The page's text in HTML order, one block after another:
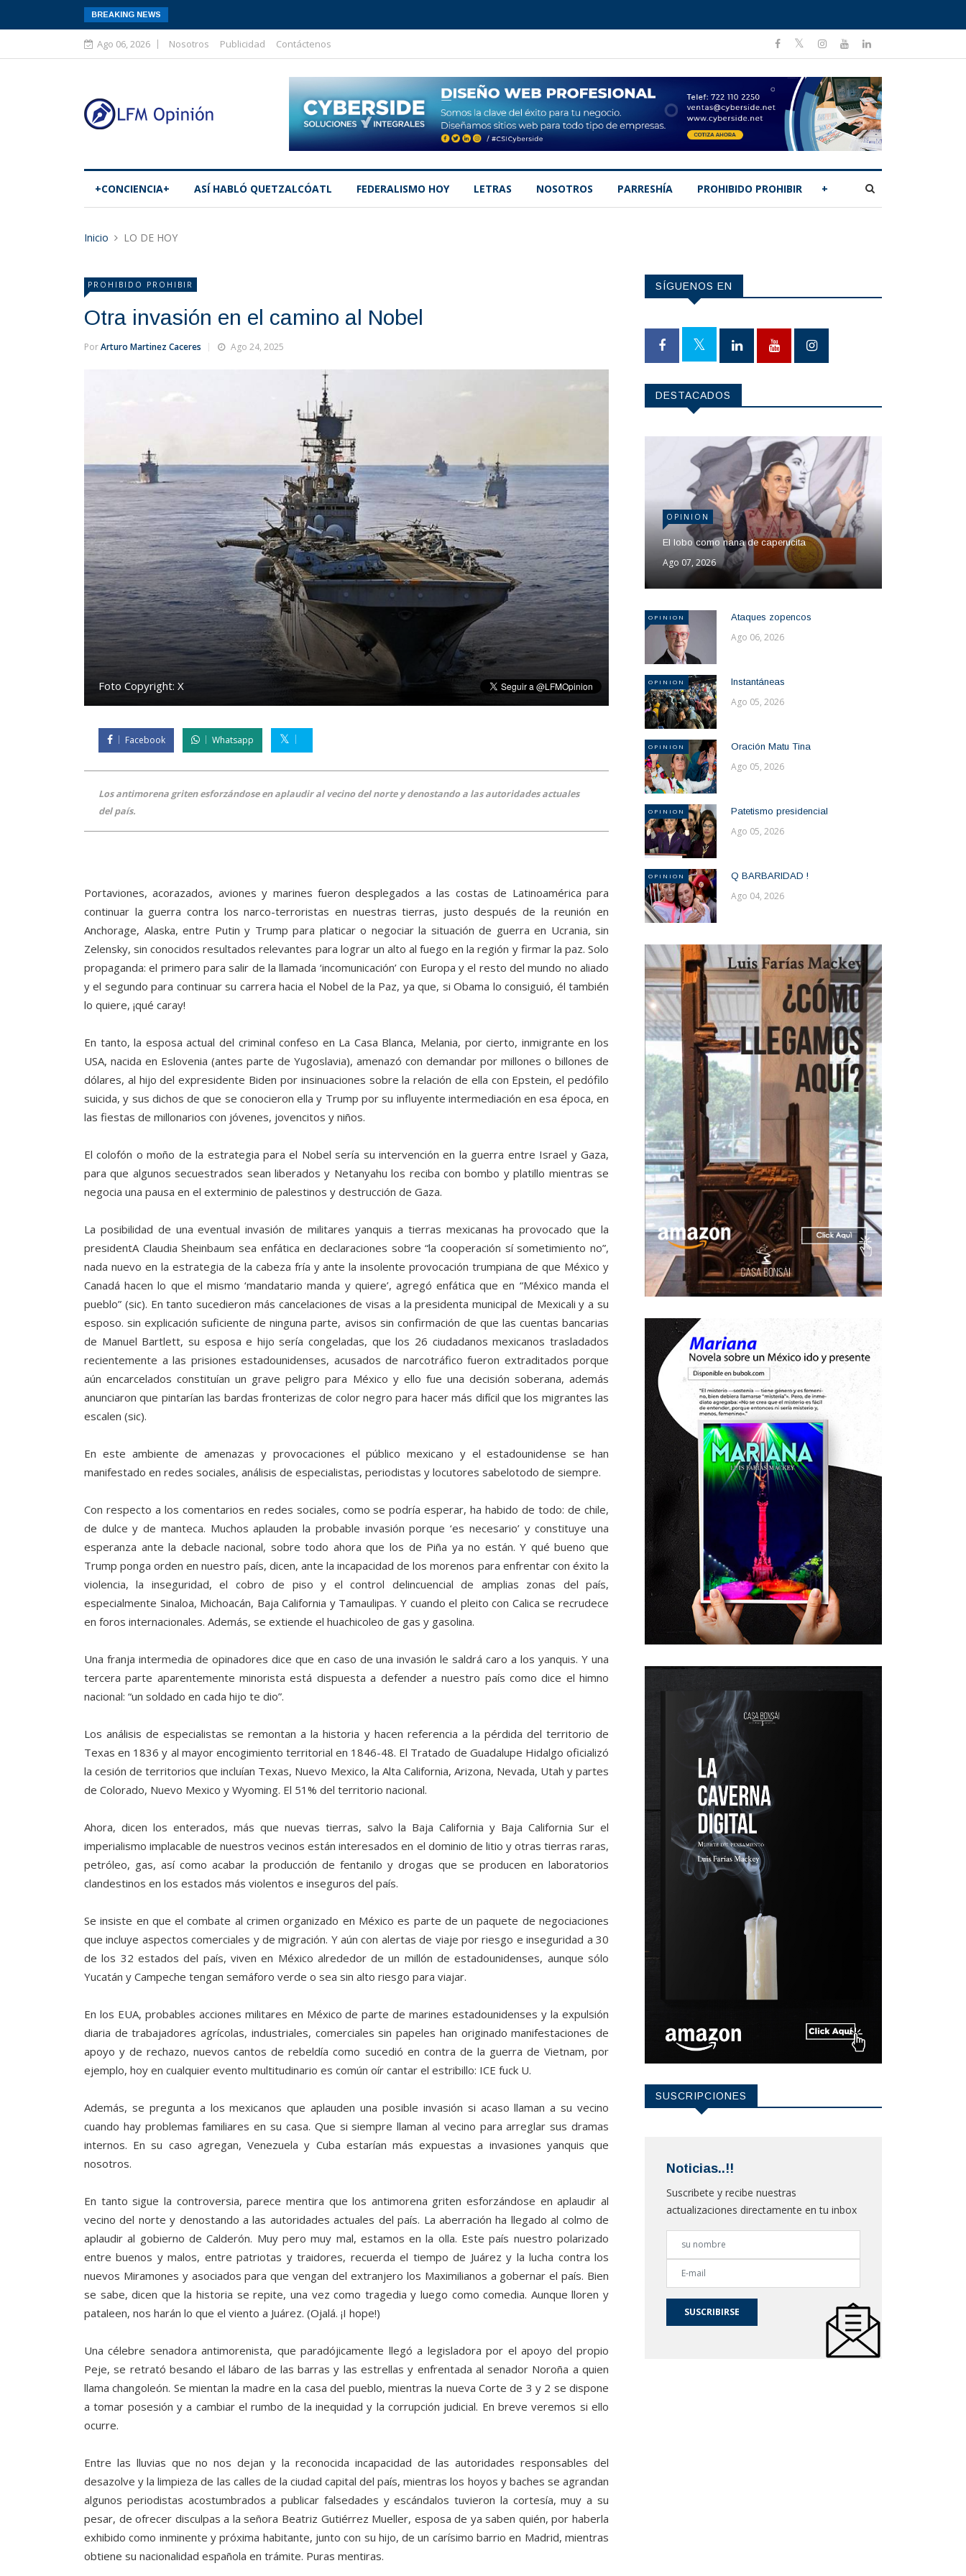
BREAKING NEWS
Ago 06, 2026 Nosotros Publicidad Contáctenos
+CONCIENCIA+ ASÍ­ HABLÓ QUETZALCÓATL FEDERALISMO HOY LETRAS NOSOTROS PARRESHÍA PROHIBIDO PROHIBIR +
Inicio LO DE HOY
PROHIBIDO PROHIBIR
Otra invasión en el camino al Nobel
PorArturo Martinez Caceres Ago 24, 2025
Foto Copyright: X
Facebook Whatsapp
Los antimorena griten esforzándose en aplaudir al vecino del norte y denostando a las autoridades actuales
del país.
Portaviones, acorazados, aviones y marines fueron desplegados a las costas de Latinoamérica para
continuar la guerra contra los narco-terroristas en nuestras tierras, justo después de la reunión en
Anchorage, Alaska, entre Putin y Trump para platicar o negociar la situación de guerra en Ucrania, sin
Zelensky, sin conocidos resultados relevantes para lograr un alto al fuego en la región y firmar la paz. Solo
propaganda: el primero para salir de la llamada ‘incomunicación’ con Europa y el resto del mundo no aliado
y el segundo para continuar su carrera hacia el Nobel de la Paz, ya que, si Obama lo consiguió, él también
lo quiere, ¡qué caray!
En tanto, la esposa actual del criminal confeso en La Casa Blanca, Melania, por cierto, inmigrante en los
USA, nacida en Eslovenia (antes parte de Yugoslavia), amenazó con demandar por millones o billones de
dólares, al hijo del expresidente Biden por insinuaciones sobre la relación de ella con Epstein, el pedófilo
suicida, y sus dichos de que se conocieron ella y Trump por su influyente intermediación en esa época, en
las fiestas de millonarios con jóvenes, jovencitos y niños.
El colofón o moño de la estrategia para el Nobel sería su intervención en la guerra entre Israel y Gaza,
para que algunos secuestrados sean liberados y Netanyahu los reciba con bombo y platillo mientras se
negocia una pausa en el exterminio de palestinos y destrucción de Gaza.
La posibilidad de una eventual invasión de militares yanquis a tierras mexicanas ha provocado que la
presidentA Claudia Sheinbaum sea enfática en declaraciones sobre “la cooperación sí sometimiento no”,
nada nuevo en la estrategia de la cabeza fría y ante la insolente provocación trumpiana de que México y
Canadá hacen lo que el mismo ‘mandatario manda y quiere’, agregó enfática que en “México manda el
pueblo” (sic). En tanto sucedieron más cancelaciones de visas a la presidenta municipal de Mexicali y a su
esposo. sin explicación suficiente de ninguna parte, avisos sin confirmación de que las cuentas bancarias
de Manuel Bartlett, su esposa e hijo sería congeladas, que los 26 ciudadanos mexicanos trasladados
recientemente a las prisiones estadounidenses, acusados de narcotráfico fueron extraditados porque
aún encarcelados constituían un grave peligro para México y ello fue una decisión soberana, además
anunciaron que pintarían las bardas fronterizas de color negro para hacer más difícil que los migrantes las
escalen (sic).
En este ambiente de amenazas y provocaciones el público mexicano y el estadounidense se han
manifestado en redes sociales, análisis de especialistas, periodistas y locutores sabelotodo de siempre.
Con respecto a los comentarios en redes sociales, como se podría esperar, ha habido de todo: de chile,
de dulce y de manteca. Muchos aplauden la probable invasión porque ‘es necesario’ y constituye una
esperanza ante la debacle nacional, sobre todo ahora que los de Piña ya no están. Y qué bueno que
Trump ponga orden en nuestro país, dicen, ante la incapacidad de los morenos para enfrentar con éxito la
violencia, la inseguridad, el cobro de piso y el control delincuencial de amplias zonas del país,
especialmente Sinaloa, Michoacán, Baja California y Tamaulipas. Y cuando el pleito con Calica se recrudece
en foros internacionales. Además, se extiende el huachicoleo de gas y gasolina.
Una franja intermedia de opinadores dice que en caso de una invasión le saldrá caro a los yanquis. Y una
tercera parte aparentemente minorista está dispuesta a defender a nuestro país como dice el himno
nacional: “un soldado en cada hijo te dio”.
Los análisis de especialistas se remontan a la historia y hacen referencia a la pérdida del territorio de
Texas en 1836 y al mayor encogimiento territorial en 1846-48. El Tratado de Guadalupe Hidalgo oficializó
la cesión de territorios que incluían Texas, Nuevo Mexico, la Alta California, Arizona, Nevada, Utah y partes
de Colorado, Nuevo Mexico y Wyoming. El 51% del territorio nacional.
Ahora, dicen los enterados, más que nuevas tierras, salvo la Baja California y Baja California Sur el
imperialismo implacable de nuestros vecinos están interesados en el dominio de litio y otras tierras raras,
petróleo, gas, así como acabar la producción de fentanilo y drogas que se producen en laboratorios
clandestinos en los estados más violentos e inseguros del país.
Se insiste en que el combate al crimen organizado en México es parte de un paquete de negociaciones
que incluye aspectos comerciales y de migración. Y aún con alertas de viaje por riesgo e inseguridad a 30
de los 32 estados del país, viven en México alrededor de un millón de estadounidenses, aunque sólo
Yucatán y Campeche tengan semáforo verde o sea sin alto riesgo para viajar.
En los EUA, probables acciones militares en México de parte de marines estadounidenses y la expulsión
diaria de trabajadores agrícolas, industriales, comerciales sin papeles han originado manifestaciones de
apoyo y de rechazo, nuevos cantos de rebeldía como sucedió en contra de la guerra de Vietnam, por
ejemplo, hoy en cualquier evento multitudinario es común oír cantar el estribillo: ICE fuck U.
Además, se pregunta a los mexicanos que aplauden una posible invasión si acaso llaman a su vecino
cuando hay problemas familiares en su casa. Que si siempre llaman al vecino para arreglar sus dramas
internos. En su caso agregan, Venezuela y Cuba estarían más expuestas a invasiones yanquis que
nosotros.
En tanto sigue la controversia, parece mentira que los antimorena griten esforzándose en aplaudir al
vecino del norte y denostando a las autoridades actuales del país. La aberración ha llegado al colmo de
aplaudir al gobierno de Calderón. Muy pero muy mal, estamos en la olla. Este país nuestro polarizado
entre buenos y malos, entre patriotas y traidores, recuerda el tiempo de Juárez y la lucha contra los
nuevos Miramones y asociados para que vengan del extranjero los Maximilianos a gobernar el país. Bien
se sabe, dicen que la historia se repite, una vez como tragedia y luego como comedia. Aunque lloren y
pataleen, nos harán lo que el viento a Juárez. (Ojalá. ¡I hope!)
Una célebre senadora antimorenista, que paradójicamente llegó a legisladora por el apoyo del propio
Peje, se retrató besando el lábaro de las barras y las estrellas y enfrentada al senador Noroña a quien
llama changoleón. Se mientan la madre en la casa del pueblo, mientras la nueva Corte de 3 y 2 se dispone
a tomar posesión y a cambiar el rumbo de la inequidad y la corrupción judicial. En breve veremos si ello
ocurre.
Entre las lluvias que no nos dejan y la reconocida incapacidad de las autoridades responsables del
desazolve y la limpieza de las calles de la ciudad capital del país, mientras los hoyos y baches se agrandan
algunos periodistas acostumbrados a publicar falsedades y escándalos tuvieron la cortesía, muy a su
pesar, de ofrecer disculpas a la señora Beatriz Gutiérrez Mueller, esposa de ya saben quién, por haberla
exhibido como inminente y próxima habitante, junto con su hijo, de un carísimo barrio en Madrid, mientras
obtiene su nacionalidad española en trámite. Puras mentiras.
SÍGUENOS EN
DESTACADOS
OPINION
El lobo como nana de caperucita
Ago 07, 2026
OPINION Ataques zopencos
Ago 06, 2026
OPINION Instantáneas
Ago 05, 2026
OPINION Oración Matu Tina
Ago 05, 2026
OPINION Patetismo presidencial
Ago 05, 2026
OPINION Q BARBARIDAD !
Ago 04, 2026
SUSCRIPCIONES
Noticias..!!
Suscribete y recibe nuestras
actualizaciones directamente en tu inbox
SUSCRIBIRSE